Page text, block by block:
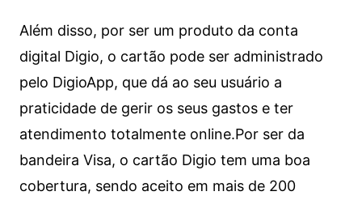
Além disso, por ser um produto da conta
digital Digio, o cartão pode ser administrado
pelo DigioApp, que dá ao seu usuário a
praticidade de gerir os seus gastos e ter
atendimento totalmente online.Por ser da
bandeira Visa, o cartão Digio tem uma boa
cobertura, sendo aceito em mais de 200